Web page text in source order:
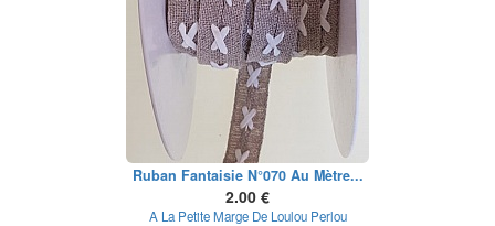
Ruban Fantaisie N°070 Au Mètre...
2.00 €
A La Petite Marge De Loulou Perlou